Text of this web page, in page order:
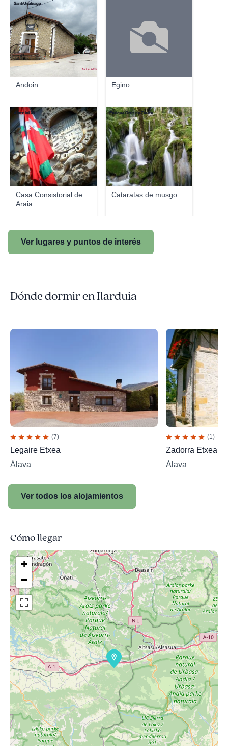
Andoin
SantiUsabiaga
Egino
Casa Consistorial de
Araia
Aintz.ini.09
Cataratas de musgo
Enrique Ortiz de Zárate
Ver lugares y puntos de interés
Dónde dormir en Ilarduia
(7)
Legaire Etxea
Álava
(1)
Zadorra Etxea
Álava
Ver todos los alojamientos
Cómo llegar
+
−